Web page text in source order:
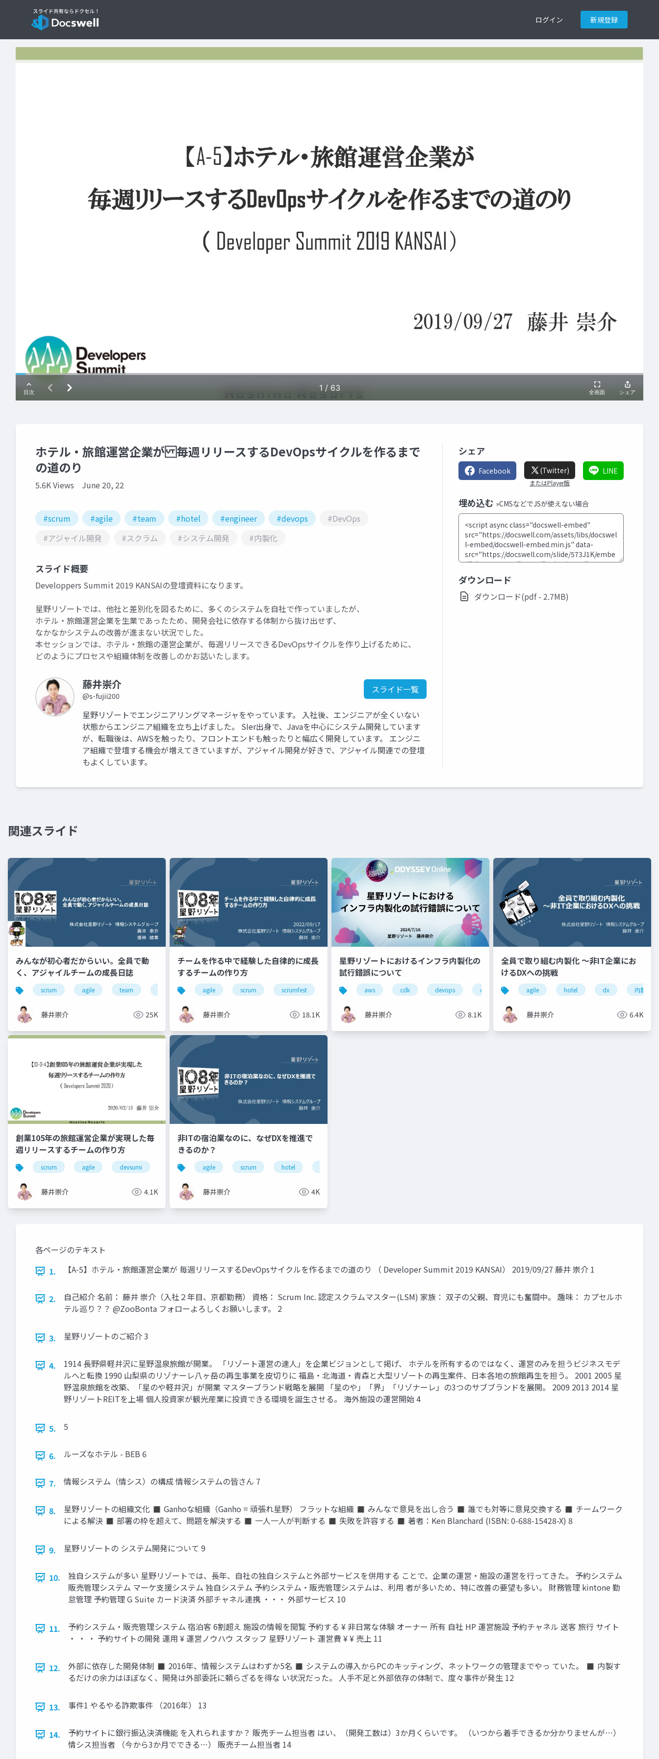
ログイン 新規登録
ホテル・旅館運営企業が 毎週リリースするDevOpsサイクルを作るまで
の道のり
5.6K Views June 20, 22
#scrum #agile #team #hotel #engineer #devops
#DevOps
#アジャイル開発
#スクラム #システム開発 #内製化
スライド概要
Developpers Summit 2019 KANSAIの登壇資料になります。
星野リゾートでは、他社と差別化を図るために、多くのシステムを自社で作っていましたが、
ホテル・旅館運営企業を生業であったため、開発会社に依存する体制から抜け出せず、
なかなかシステムの改善が進まない状況でした。
本セッションでは、ホテル・旅館の運営企業が、毎週リリースできるDevOpsサイクルを作り上げるために、
どのようにプロセスや組織体制を改善しのかお話いたします。
藤井崇介
@s-fujii200
スライド一覧
星野リゾートでエンジニアリングマネージャをやっています。 入社後、エンジニアが全くいない
状態からエンジニア組織を立ち上げました。 SIer出身で、Javaを中心にシステム開発しています
が、転職後は、AWSを触ったり、フロントエンドも触ったりと幅広く開発しています。 エンジニ
ア組織で登壇する機会が増えてきていますが、アジャイル開発が好きで、アジャイル関連での登壇
もよくしています。
シェア
Facebook (Twitter)
またはPlayer版
LINE
埋め込む »CMSなどでJSが使えない場合
ダウンロード
ダウンロード(pdf - 2.7MB)
関連スライド
みんなが初心者だからいい。全員で動
く、アジャイルチームの成長日誌
scrum agile team engineer
藤井崇介 25K
チームを作る中で経験した自律的に成長
するチームの作り方
agile scrum scrumfest mikawa team manager
藤井崇介 18.1K
星野リゾートにおけるインフラ内製化の
試行錯誤について
aws cdk devops classmethod hotel
藤井崇介 8.1K
全員で取り組む内製化 ～非IT企業にお
けるDXへの挑戦
agile hotel dx 内製化
藤井崇介 6.4K
創業105年の旅館運営企業が実現した毎
週リリースするチームの作り方
scrum agile devsumi devops hotel
藤井崇介 4.1K
非ITの宿泊業なのに、なぜDXを推進で
きるのか？
agile scrum hotel
藤井崇介 4K
各ページのテキスト
1.
【A-5】ホテル・旅館運営企業が 毎週リリースするDevOpsサイクルを作るまでの道のり （ Developer Summit 2019 KANSAI） 2019/09/27 藤井 崇介 1
2.
自己紹介 名前： 藤井 崇介（入社２年目、京都勤務） 資格： Scrum Inc. 認定スクラムマスター(LSM) 家族： 双子の父親、育児にも奮闘中。 趣味： カプセルホ
テル巡り？？ @ZooBonta フォローよろしくお願いします。 2
3. 星野リゾートのご紹介 3
4.
1914 長野県軽井沢に星野温泉旅館が開業。 「リゾート運営の達人」を企業ビジョンとして掲げ、 ホテルを所有するのではなく、運営のみを担うビジネスモデ
ルへと転換 1990 山梨県のリゾナーレ八ヶ岳の再生事業を皮切りに 福島・北海道・青森と大型リゾートの再生案件、日本各地の旅館再生を担う。 2001 2005 星
野温泉旅館を改築、「星のや軽井沢」が開業 マスターブランド戦略を展開 「星のや」「界」「リゾナーレ」の3つのサブブランドを展開。 2009 2013 2014 星
野リゾートREITを上場 個人投資家が観光産業に投資できる環境を誕生させる。 海外施設の運営開始 4
5. 5
6. ルーズなホテル - BEB 6
7. 情報システム（情シス）の構成 情報システムの皆さん 7
8.
星野リゾートの組織文化 ◼ Ganhoな組織（Ganho = 頑張れ星野） フラットな組織 ◼ みんなで意見を出し合う ◼ 誰でも対等に意見交換する ◼ チームワーク
による解決 ◼ 部署の枠を超えて、問題を解決する ◼ 一人一人が判断する ◼ 失敗を許容する ◼ 著者：Ken Blanchard (ISBN: 0-688-15428-X) 8
9. 星野リゾートの システム開発について 9
10.
独自システムが多い 星野リゾートでは、長年、自社の独自システムと外部サービスを併用する ことで、企業の運営・施設の運営を行ってきた。 予約システム
販売管理システム マーケ支援システム 独自システム 予約システム・販売管理システムは、利用 者が多いため、特に改善の要望も多い。 財務管理 kintone 勤
怠管理 予約管理 G Suite カード決済 外部チャネル連携 ・・・ 外部サービス 10
11.
予約システム・販売管理システム 宿泊客 6割超え 施設の情報を閲覧 予約する ¥ 非日常な体験 オーナー 所有 自社 HP 運営施設 予約チャネル 送客 旅行 サイト
・ ・ ・ 予約サイトの開発 運用 ¥ 運営ノウハウ スタッフ 星野リゾート 運営費 ¥ ¥ 売上 11
12.
外部に依存した開発体制 ◼ 2016年、情報システムはわずか5名 ◼ システムの導入からPCのキッティング、ネットワークの管理までやっ ていた。 ◼ 内製す
るだけの余力はほぼなく、開発は外部委託に頼らざるを得な い状況だった。 人手不足と外部依存の体制で、度々事件が発生 12
13. 事件1 やるやる詐欺事件 （2016年） 13
14.
予約サイトに銀行振込決済機能 を入れられますか？ 販売チーム担当者 はい、（開発工数は）3か月くらいです。 （いつから着手できるか分かりませんが…）
情シス担当者 （今から3か月でできる…） 販売チーム担当者 14